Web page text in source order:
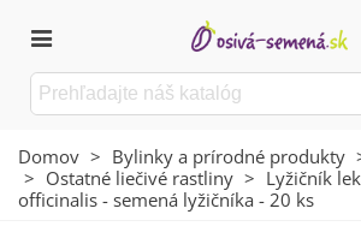
Domov > Bylinky a prírodné produkty
> Ostatné liečivé rastliny > Lyžičník
officinalis - semená lyžičníka - 20 ks